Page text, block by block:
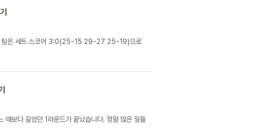
팀은 세트 스코어 3:0(25-15 29-27 25-19)으로
보다 길었던 1라운드가 끝났습니다. 정말 많은 일들